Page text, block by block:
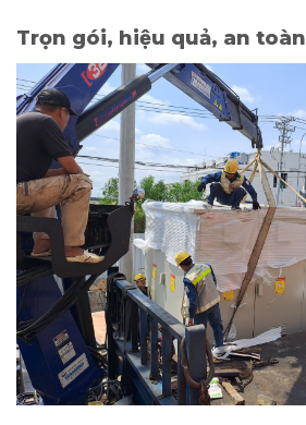
Trọn gói, hiệu quả, an toàn